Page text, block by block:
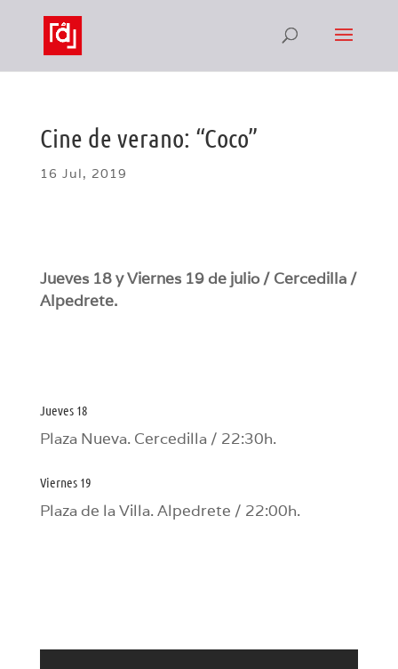
Cine de verano: “Coco”
16 Jul, 2019
Jueves 18 y Viernes 19 de julio / Cercedilla /
Alpedrete.
Jueves 18
Plaza Nueva. Cercedilla / 22:30h.
Viernes 19
Plaza de la Villa. Alpedrete / 22:00h.